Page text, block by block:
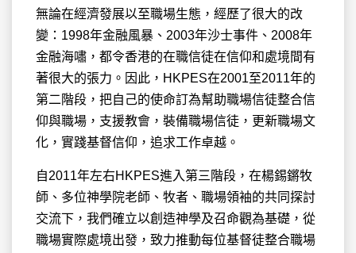
無論在經濟發展以至職場生態，經歷了很大的改
變：1998年金融風暴、2003年沙士事件、2008年
金融海嘯，都令香港的在職信徒在信仰和處境間有
著很大的張力。因此，HKPES在2001至2011年的
第二階段，把自己的使命訂為幫助職場信徒整合信
仰與職場，支援教會，裝備職場信徒，更新職場文
化，實踐基督信仰，追求工作卓越。
自2011年左右HKPES進入第三階段，在楊錫鏘牧
師、多位神學院老師、牧者、職場領袖的共同探討
交流下，我們確立以創造神學及召命觀為基礎，從
職場實際處境出發，致力推動每位基督徒整合職場